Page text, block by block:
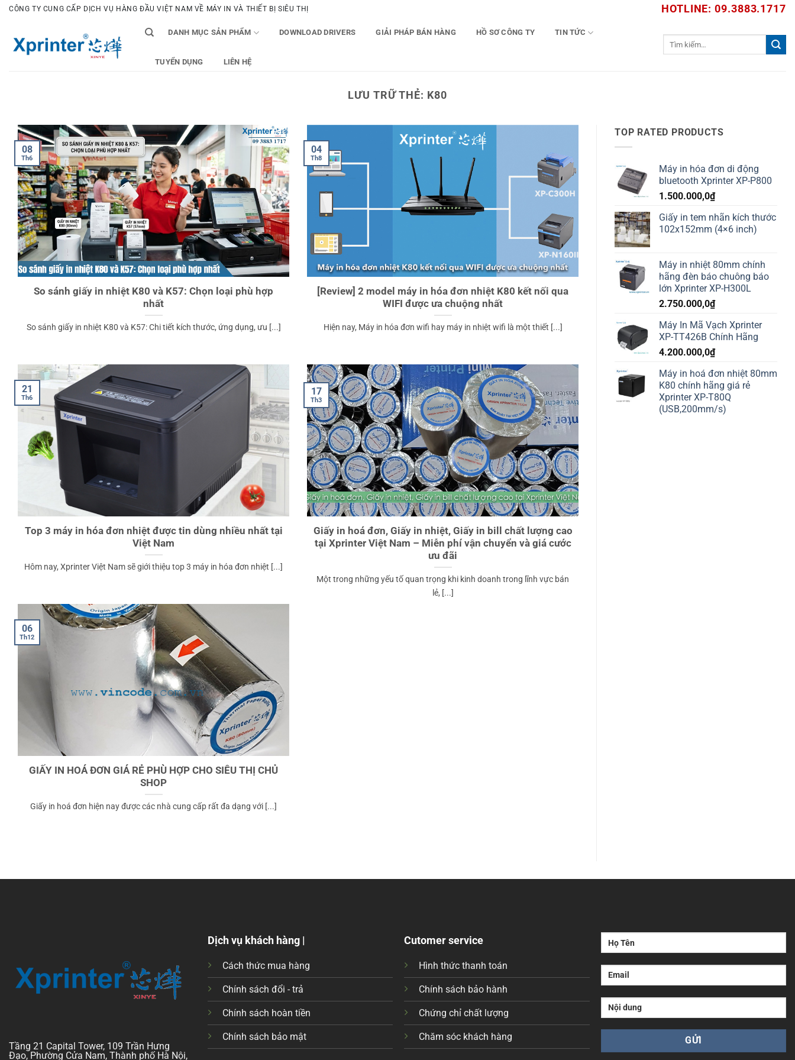
Bỏ
dung
CÔNG TY CUNG CẤP DỊCH VỤ HÀNG ĐẦU VIỆT NAM VỀ MÁY IN VÀ THIẾT BỊ SIÊU THỊ HOTLINE: 09.3883.1717
DANH MỤC SẢN PHẨM DOWNLOAD DRIVERS GIẢI PHÁP BÁN HÀNG HỒ SƠ CÔNG TY TIN TỨC
TUYỂN DỤNG LIÊN HỆ
LƯU TRỮ THẺ: K80
So sánh giấy in nhiệt K80 và K57: Chọn loại phù hợp
nhất
So sánh giấy in nhiệt K80 và K57: Chi tiết kích thước, ứng dụng, ưu [...]
08
Th6
[Review] 2 model máy in hóa đơn nhiệt K80 kết nối qua
WIFI được ưa chuộng nhất
Hiện nay, Máy in hóa đơn wifi hay máy in nhiệt wifi là một thiết [...]
04
Th8
Top 3 máy in hóa đơn nhiệt được tin dùng nhiều nhất tại
Việt Nam
Hôm nay, Xprinter Việt Nam sẽ giới thiệu top 3 máy in hóa đơn nhiệt [...]
21
Th6
Giấy in hoá đơn, Giấy in nhiệt, Giấy in bill chất lượng cao
tại Xprinter Việt Nam – Miễn phí vận chuyển và giá cước
ưu đãi
Một trong những yếu tố quan trọng khi kinh doanh trong lĩnh vực bán
lẻ, [...]
17
Th3
GIẤY IN HOÁ ĐƠN GIÁ RẺ PHÙ HỢP CHO SIÊU THỊ CHỦ
SHOP
Giấy in hoá đơn hiện nay được các nhà cung cấp rất đa dạng với [...]
06
Th12
TOP RATED PRODUCTS
Máy in hóa đơn di động
bluetooth Xprinter XP-P800
1.500.000,0₫
Giấy in tem nhãn kích thước
102x152mm (4×6 inch)
Máy in nhiệt 80mm chính
hãng đèn báo chuông báo
lớn Xprinter XP-H300L
2.750.000,0₫
Máy In Mã Vạch Xprinter
XP-TT426B Chính Hãng
4.200.000,0₫
Máy in hoá đơn nhiệt 80mm
K80 chính hãng giá rẻ
Xprinter XP-T80Q
(USB,200mm/s)
Tầng 21 Capital Tower, 109 Trần Hưng
Đạo, Phường Cửa Nam, Thành phố Hà Nội,
Dịch vụ khách hàng |
Cách thức mua hàng
Chính sách đổi - trả
Chính sách hoàn tiền
Chính sách bảo mật
Cutomer service
Hình thức thanh toán
Chính sách bảo hành
Chứng chỉ chất lượng
Chăm sóc khách hàng